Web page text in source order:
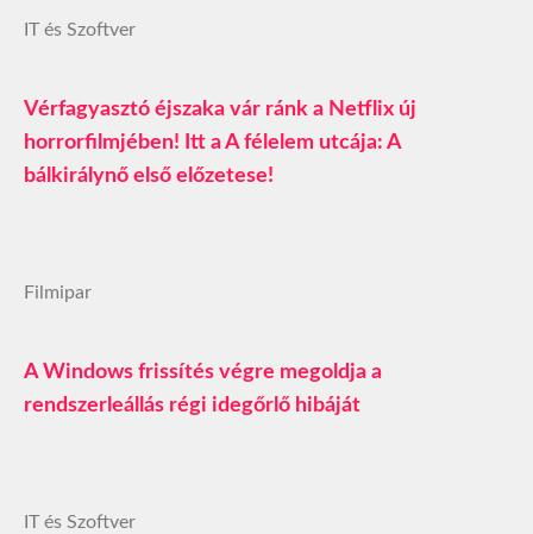
IT és Szoftver
Vérfagyasztó éjszaka vár ránk a Netflix új
horrorfilmjében! Itt a A félelem utcája: A
bálkirálynő első előzetese!
Filmipar
A Windows frissítés végre megoldja a
rendszerleállás régi idegőrlő hibáját
IT és Szoftver